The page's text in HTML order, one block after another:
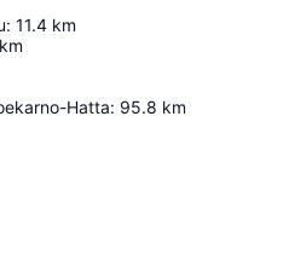
: 11.4 km
km
Hatta: 95.8 km